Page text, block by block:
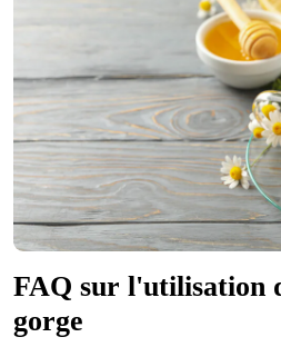
FAQ sur l'utilisation
gorge